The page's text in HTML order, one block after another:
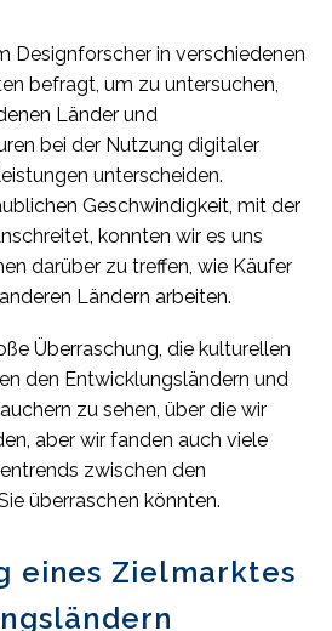
Designforscher in verschiedenen
befragt, um zu untersuchen,
Länder und
bei der Nutzung digitaler
unterscheiden.
Geschwindigkeit, mit der
konnten wir es uns
darüber zu treffen, wie Käufer
Ländern arbeiten.
Überraschung, die kulturellen
den Entwicklungsländern und
zu sehen, über die wir
aber wir fanden auch viele
zwischen den
überraschen könnten.
eines Zielmarktes